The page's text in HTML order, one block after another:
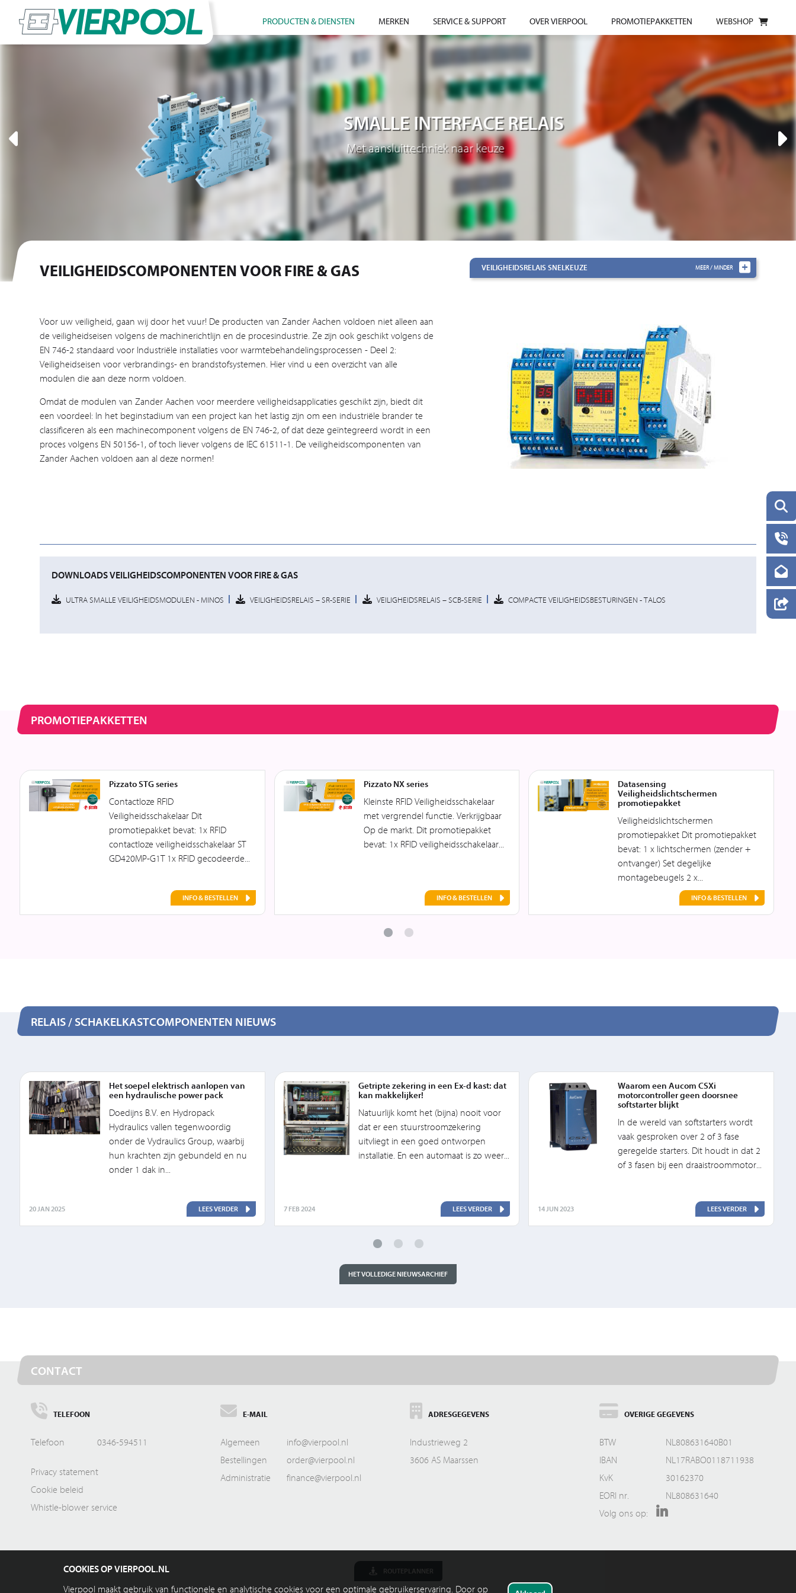
SMALLE INTERFACE RELAIS
Met aansluittechniek naar keuze
PRODUCTEN & DIENSTEN MERKEN SERVICE & SUPPORT OVER VIERPOOL PROMOTIEPAKKETTEN WEBSHOP
VEILIGHEIDSCOMPONENTEN VOOR FIRE & GAS
Voor uw veiligheid, gaan wij door het vuur! De producten van Zander Aachen voldoen niet alleen aan
de veiligheidseisen volgens de machinerichtlijn en de procesindustrie. Ze zijn ook geschikt volgens de
EN 746-2 standaard voor Industriële installaties voor warmtebehandelingsprocessen - Deel 2:
Veiligheidseisen voor verbrandings- en brandstofsystemen. Hier vind u een overzicht van alle
modulen die aan deze norm voldoen.
Omdat de modulen van Zander Aachen voor meerdere veiligheidsapplicaties geschikt zijn, biedt dit
een voordeel: In het beginstadium van een project kan het lastig zijn om een industriële brander te
classificeren als een machinecomponent volgens de EN 746-2, of dat deze geïntegreerd wordt in een
proces volgens EN 50156-1, of toch liever volgens de IEC 61511-1. De veiligheidscomponenten van
Zander Aachen voldoen aan al deze normen!
DOWNLOADS VEILIGHEIDSCOMPONENTEN VOOR FIRE & GAS
ULTRA SMALLE VEILIGHEIDSMODULEN - MINOS VEILIGHEIDSRELAIS – SR-SERIE VEILIGHEIDSRELAIS – SCB-SERIE COMPACTE VEILIGHEIDSBESTURINGEN - TALOS
VEILIGHEIDSRELAISSNELKEUZE
PROMOTIEPAKKETTEN
Pizzato STG series
Contactloze RFID
Veiligheidsschakelaar Dit
promotiepakket bevat: 1x RFID
contactloze veiligheidsschakelaar ST
GD420MP-G1T 1x RFID gecodeerde...
INFO & BESTELLEN
Pizzato NX series
Kleinste RFID Veiligheidsschakelaar
met vergrendel functie. Verkrijgbaar
Op de markt. Dit promotiepakket
bevat: 1x RFID veiligheidsschakelaar...
INFO & BESTELLEN
Datasensing
Veiligheidslichtschermen
promotiepakket
Veiligheidslichtschermen
promotiepakket Dit promotiepakket
bevat: 1 x lichtschermen (zender +
ontvanger) Set degelijke
montagebeugels 2 x...
INFO & BESTELLEN
RELAIS / SCHAKELKASTCOMPONENTEN NIEUWS
Het soepel elektrisch aanlopen van
een hydraulische power pack
Doedijns B.V. en Hydropack
Hydraulics vallen tegenwoordig
onder de Vydraulics Group, waarbij
hun krachten zijn gebundeld en nu
onder 1 dak in...
20 JAN 2025 LEES VERDER
Getripte zekering in een Ex-d kast: dat
kan makkelijker!
Natuurlijk komt het (bijna) nooit voor
dat er een stuurstroomzekering
uitvliegt in een goed ontworpen
installatie. En een automaat is zo weer...
7 FEB 2024 LEES VERDER
Waarom een Aucom CSXi
motorcontroller geen doorsnee
softstarter blijkt
In de wereld van softstarters wordt
vaak gesproken over 2 of 3 fase
geregelde starters. Dit houdt in dat 2
of 3 fasen bij een draaistroommotor...
14 JUN 2023 LEES VERDER
HET VOLLEDIGE NIEUWSARCHIEF
CONTACT
TELEFOON
Telefoon 0346-594511
Privacy statement
Cookie beleid
Whistle-blower service
E-MAIL
Algemeen
info@vierpool.nl
Bestellingen
order@vierpool.nl
Administratie
finance@vierpool.nl
ADRESGEGEVENS
Industrieweg 2
3606 AS Maarssen
OVERIGE GEGEVENS
BTW
NL808631640B01
IBAN
NL17RABO0118711938
KvK
30162370
EORI nr.
NL808631640
Volg ons op:
ROUTEPLANNER
COOKIES OP VIERPOOL.NL
Vierpool maakt gebruik van functionele en analytische cookies voor een optimale gebruikerservaring. Door op